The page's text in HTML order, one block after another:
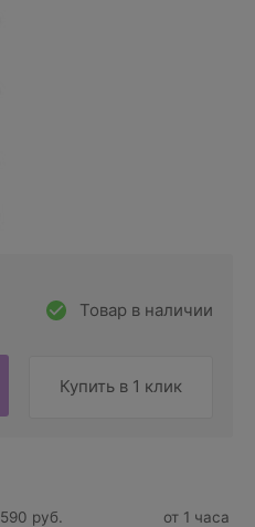
Товар в наличии
Купить в 1 клик
590 руб. от 1 часа